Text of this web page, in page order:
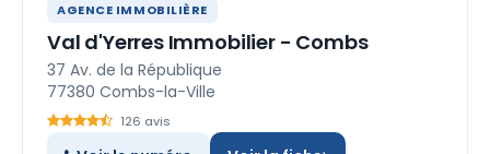
AGENCE IMMOBILIÈRE
Val d'Yerres Immobilier - Combs
37 Av. de la République
77380 Combs-la-Ville
126 avis